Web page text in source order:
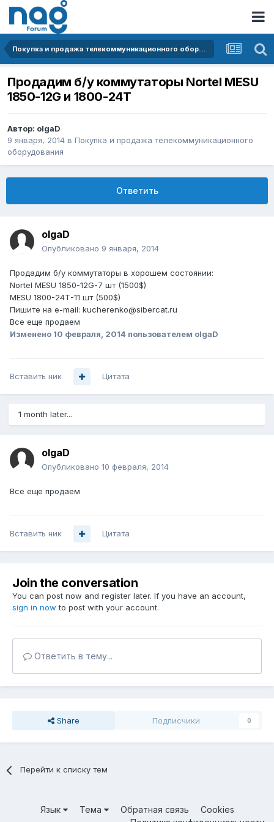
Покупка и продажа телекоммуникационного оборудования
Продадим б/у коммутаторы Nortel MESU
1850-12G и 1800-24Т
Автор: olgaD
9 января, 2014 в Покупка и продажа телекоммуникационного
оборудования
Ответить
olgaD
Опубликовано 9 января, 2014
Продадим б/у коммутаторы в хорошем состоянии:
Nortel MESU 1850-12G-7 шт (1500$)
MESU 1800-24Т-11 шт (500$)
Пишите на e-mail: kucherenko@sibercat.ru
Все еще продаем
Изменено 10 февраля, 2014 пользователем olgaD
Вставить ник Цитата
1 month later...
olgaD
Опубликовано 10 февраля, 2014
Все еще продаем
Вставить ник Цитата
Join the conversation
You can post now and register later. If you have an account,
sign in now to post with your account.
Ответить в тему...
Share Подписчики 0
Перейти к списку тем
Язык Тема Обратная связь
Cookies